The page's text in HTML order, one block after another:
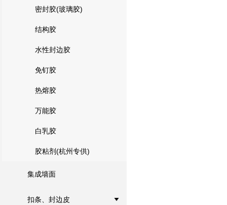
密封胶(玻璃胶)
结构胶
水性封边胶
免钉胶
热熔胶
万能胶
白乳胶
胶粘剂(杭州专供)
集成墙面
扣条、封边皮